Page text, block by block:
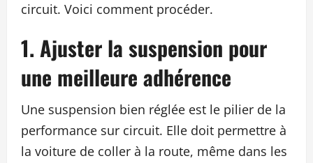
circuit. Voici comment procéder.
1. Ajuster la suspension pour
une meilleure adhérence
Une suspension bien réglée est le pilier de la
performance sur circuit. Elle doit permettre à
la voiture de coller à la route, même dans les